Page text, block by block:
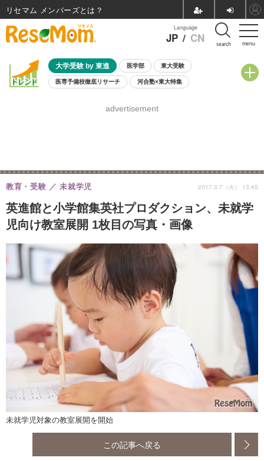
menu
Language
JP / CN search
大学受験 by 東進 医学部 東大受験
医専予備校徹底リサーチ 河合塾×東大特集
8月開催学校説明会・相談会
advertisement
英進館と小学館集英社プロダクション、未就学
児向け教室展開 1枚目の写真・画像
教育・受験 未就学児 2017.3.7（火） 13:45
未就学児対象の教室展開を開始
この記事へ戻る
リセマム メンバーズ